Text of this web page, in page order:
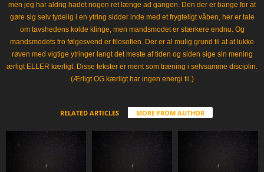
men jeg har aldrig hadet nogen ret længe ad gangen. Den der er bange for at
gøre sig selv tydelig i en ytring sidder inde med et frygteligt våben, her er tale
om tavshedens kolde klinge, men mandsmodet er stærkere endnu. Og
mandsmodets tro følgesvend er filosofien. Der er al mulig grund til at at lukke
røven med vigtige ytringer langt det meste af tiden og siden sige sin mening
ærligt ELLER kærligt. Disse tekster er ment som træning i selvsamme disciplin.
(Ærligt OG kærligt har ingen energi til.)
RELATED ARTICLES MORE FROM AUTHOR